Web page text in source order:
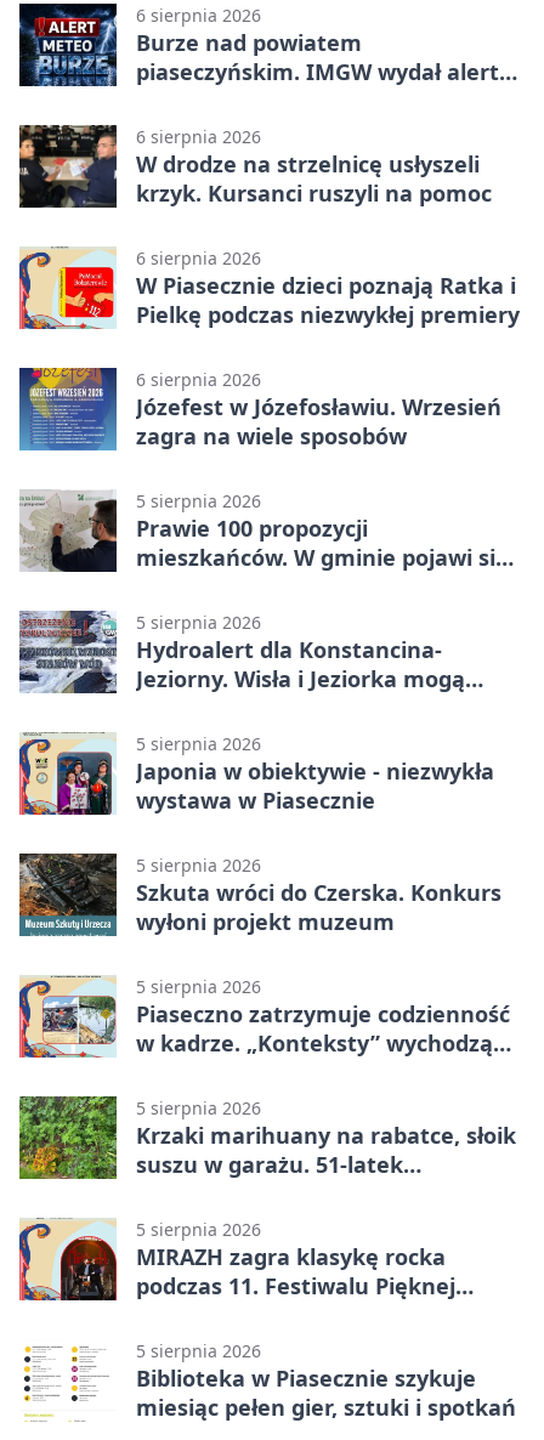
6 sierpnia 2026
Burze nad powiatem
piaseczyńskim. IMGW wydał alert
6 sierpnia 2026
W drodze na strzelnicę usłyszeli
krzyk. Kursanci ruszyli na pomoc
6 sierpnia 2026
W Piasecznie dzieci poznają Ratka i
Pielkę podczas niezwykłej premiery
6 sierpnia 2026
Józefest w Józefosławiu. Wrzesień
zagra na wiele sposobów
5 sierpnia 2026
Prawie 100 propozycji
mieszkańców. W gminie pojawi się
5 sierpnia 2026
Hydroalert dla Konstancina-
Jeziorny. Wisła i Jeziorka mogą
5 sierpnia 2026
Japonia w obiektywie - niezwykła
wystawa w Piasecznie
5 sierpnia 2026
Szkuta wróci do Czerska. Konkurs
wyłoni projekt muzeum
5 sierpnia 2026
Piaseczno zatrzymuje codzienność
w kadrze. „Konteksty” wychodzą
5 sierpnia 2026
Krzaki marihuany na rabatce, słoik
suszu w garażu. 51-latek
5 sierpnia 2026
MIRAZH zagra klasykę rocka
podczas 11. Festiwalu Pięknej
5 sierpnia 2026
Biblioteka w Piasecznie szykuje
miesiąc pełen gier, sztuki i spotkań